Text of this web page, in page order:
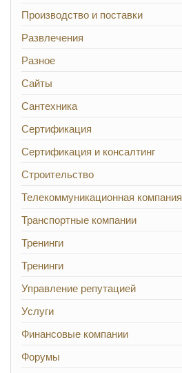
Производство и поставки
Развлечения
Разное
Сайты
Сантехника
Сертификация
Сертификация и консалтинг
Строительство
Телекоммуникационная компания
Транспортные компании
Тренинги
Тренинги
Управление репутацией
Услуги
Финансовые компании
Форумы